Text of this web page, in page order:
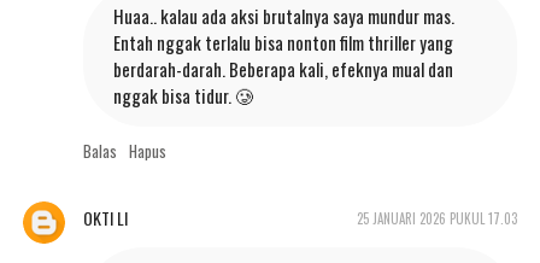
Huaa.. kalau ada aksi brutalnya saya mundur mas.
Entah nggak terlalu bisa nonton film thriller yang
berdarah-darah. Beberapa kali, efeknya mual dan
nggak bisa tidur. 🥲
Balas Hapus
OKTI LI 25 JANUARI 2026 PUKUL 17.03